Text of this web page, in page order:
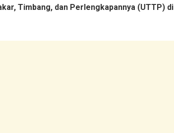
Timbang, dan Perlengkapannya (UTTP) di